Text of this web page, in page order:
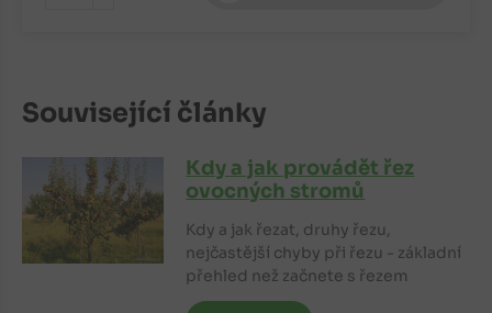
Související články
Kdy a jak provádět řez
ovocných stromů
Kdy a jak řezat, druhy řezu,
nejčastější chyby při řezu - základní
přehled než začnete s řezem